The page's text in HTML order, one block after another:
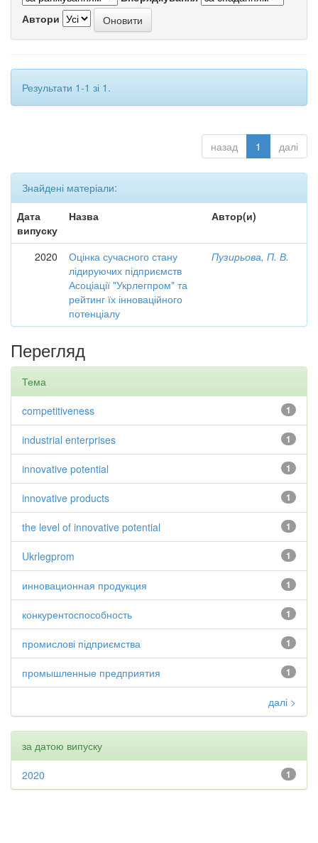
Автори
Результати 1-1 зі 1.
назад 1 далі
Знайдені матеріали:
Дата
випуску
Назва Автор(и)
2020
Оцінка сучасного стану
лідируючих підприємств
Асоціації "Укрлегпром" та
рейтинг їх інноваційного
потенціалу
Пузирьова, П. В.
Перегляд
Тема
1
competitiveness
1
industrial enterprises
1
innovative potential
1
innovative products
1
the level of innovative potential
1
Ukrlegprom
1
инновационная продукция
1
конкурентоспособность
1
промислові підприємства
1
промышленные предприятия
далі >
за датою випуску
1
2020